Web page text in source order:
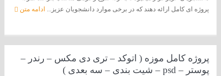
پروژه ای کامل ارائه دهند که در برخی موارد دانشجویان عزیز... ادامه متن
پروژه کامل موزه ( اتوکد – تری دی مکس – رندر –
پوستر – psd – شیت بندی – سه بعدی )